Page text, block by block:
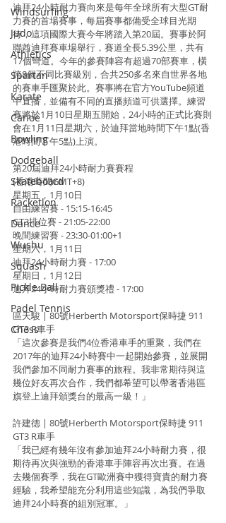
Windsurfing
Judo
Athletics
Spartan
Karate
Canoe
Bowling
Dodgeball
Skateboard
Racketlon
Dance
Wushu
Squash
Pickle Ball
Padel Tennis
Chess
迪拜24小時耐力賽向來是每年全球所有大型GT耐
力賽的首場賽事，每屆賽事都備受全球目光期
待，這項國際大賽今年將踏入第20屆。賽事於阿
聯酋迪拜賽車場舉行，賽道全長5.39公里，共有
17個彎道。今年的參賽陣容有超過70部賽車，橫
跨8個不同比賽級別，合共250多名來自世界各地
的賽車手匯聚於此。賽事將在官方YouTube頻道
中直播，並備有不同的直播頻道可供選擇。練習
賽將於1月10日星期五開始，24小時的正式比賽則
會在1月11日星期六，於迪拜當地時間下午1點(香
港時間下午5點)上演。
第20屆迪拜24小時耐力賽賽程
(香港時間GMT+8)
星期五，1月10日
自由練習賽 - 15:15-16:45
GT3排位賽 - 21:05-22:00
晚間練習賽 - 23:30-01:00+1
星期六，1月11日
迪拜24小時耐力賽 - 17:00
星期日，1月12日
迪拜24小時耐力賽頒獎禮 - 17:00
區天駿 | 80號Herberth Motorsport保時捷 911
GT3 R車手
「這次參賽是我們4位香港車手的重聚，我們在
2017年的迪拜24小時賽中一起開始參賽，並展開
我們參加不同耐力賽事的旅程。我非常期待與這
幾位好友再次合作，我們都希望可以帶著香港區
旗登上迪拜頒獎台的最高一級！」
許建德 | 80號Herberth Motorsport保時捷 911
GT3 R車手
「我已經有幾年沒有參加迪拜24小時耐力賽，很
期待再次與強勁的香港車手陣容再次出賽。在過
去幾個賽季，我在GT歐洲賽中獲得寶貴的耐力賽
經驗，我希望能充分利用這些知識，為我們爭取
迪拜24小時賽的組別冠軍。」